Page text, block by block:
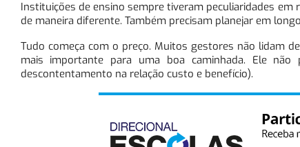
Instituições de ensino sempre tiveram peculiaridades
de maneira diferente. Também precisam planejar em
Tudo começa com o preço. Muitos gestores não lidam
mais importante para uma boa caminhada. Ele
descontentamento na relação custo e benefício).